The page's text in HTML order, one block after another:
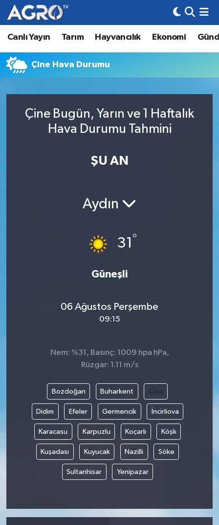
Canlı Yayın Tarım Hayvancılık Ekonomi
Çine Hava Durumu
Çine Bugün, Yarın ve 1 Haftalık
Hava Durumu Tahmini
ŞU AN
Aydın
31 °
Güneşli
06 Ağustos Perşembe
09:15
Nem: %31, Basınç: 1009 hpa hPa,
Rüzgar: 1.11 m/s
Bozdoğan Buharkent Çine
Didim Efeler Germencik İncirliova
Karacasu Karpuzlu Koçarlı Köşk
Kuşadası Kuyucak Nazilli Söke
Sultanhisar Yenipazar
Hava Durumu
Trafik Durumu
Tüm Manşetler